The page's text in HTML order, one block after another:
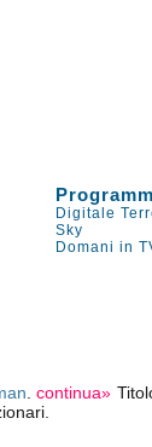
Digitale
Sky
Domani in
.continua»